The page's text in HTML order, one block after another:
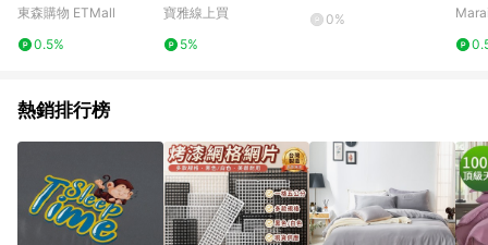
套床笠宿舍三件套四季
東森購物 ETMall
0.5%
床包組-特大
寶雅線上買
5%
0%
0cm
熱銷排行榜